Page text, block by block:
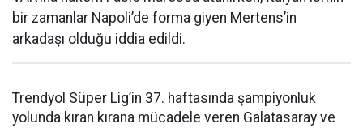
bir zamanlar Napoli’de forma giyen Mertens’in
arkadaşı olduğu iddia edildi.
Trendyol Süper Lig’in 37. haftasında şampiyonluk
yolunda kıran kırana mücadele veren Galatasaray ve